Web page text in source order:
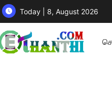
Today | 8, August 2026